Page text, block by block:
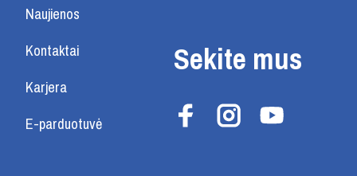
Naujienos
Kontaktai
Karjera
E-parduotuvė
Sekite mus